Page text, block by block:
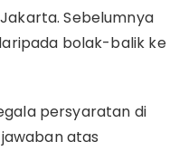
Sebelumnya
bolak-balik ke
persyaratan di
atas